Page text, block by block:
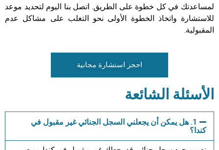
لمساعدتك في كل خطوة على الطريق. اتصل بنا اليوم لتحديد موعد
للاستشارة واتخاذ الخطوة الأولى نحو التغلب على مشاكل عدم
المقبولية.
احجز استشارة مجانية
الأسئلة الشائعة
1. هل يمكن أن يجعلني السجل الجنائي غير مقبول في
كندا؟